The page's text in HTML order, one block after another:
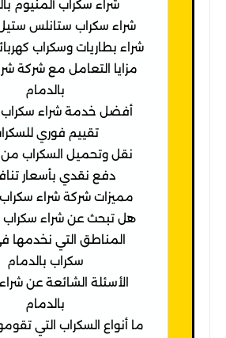
شراء سكراب ألمنيوم
شراء سكراب ستانلس ستيل
شراء بطاريات وسكراب
مزايا التعامل مع شركة
بالدمام
أفضل خدمة شراء سكراب
تقييم فوري
نقل وتحميل السكراب
دفع نقدي بأسعار
مميزات شركة شراء سكراب
هل تبحث عن شراء سكراب
المناطق التي نخدمها
سكراب بالدمام
الأسئلة الشائعة عن
بالدمام
ما أنواع السكراب التي